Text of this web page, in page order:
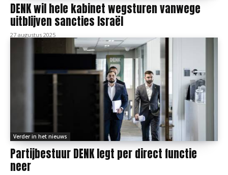
DENK wil hele kabinet wegsturen vanwege
uitblijven sancties Israël
27 augustus 2025
Verder in het nieuws
Partijbestuur DENK legt per direct functie
neer